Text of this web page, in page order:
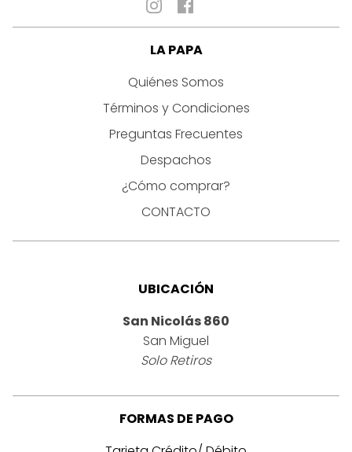
LA PAPA
Quiénes Somos
Términos y Condiciones
Preguntas Frecuentes
Despachos
¿Cómo comprar?
CONTACTO
UBICACIÓN
San Nicolás 860
San Miguel
Solo Retiros
FORMAS DE PAGO